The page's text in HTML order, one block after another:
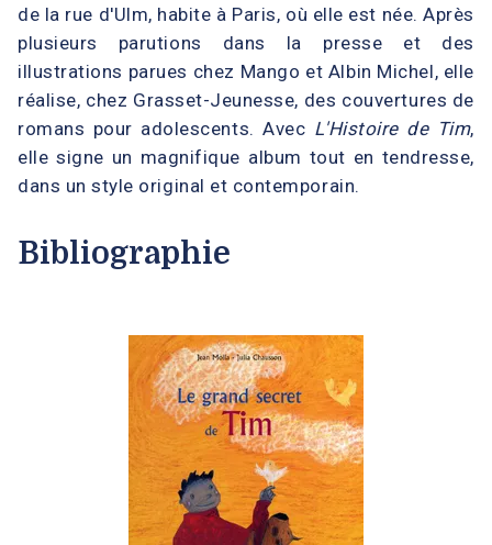
de la rue d'Ulm, habite à Paris, où elle est née. Après
plusieurs parutions dans la presse et des
illustrations parues chez Mango et Albin Michel, elle
réalise, chez Grasset-Jeunesse, des couvertures de
romans pour adolescents. Avec L'Histoire de Tim,
elle signe un magnifique album tout en tendresse,
dans un style original et contemporain.
Bibliographie